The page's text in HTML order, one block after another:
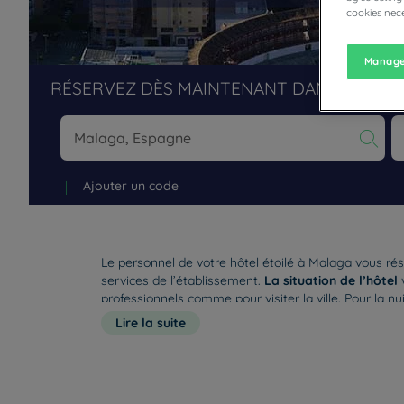
RÉSERVEZ DÈS MAINTENANT DANS NOS
Ajouter un code
Le personnel de votre hôtel étoilé à Malaga vous
services de l’établissement. La situation de l’hôtel
professionnels comme pour visiter la ville. Pour la
un bureau, une TV et un accès au wifi. Du petit
Lire la suite
cookies